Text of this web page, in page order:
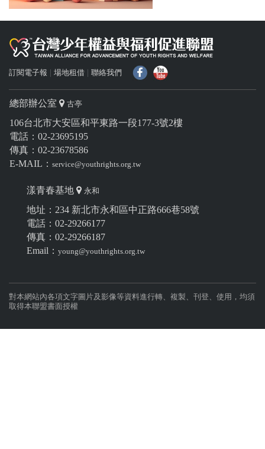
訂閱電子報 場地租借 聯絡我們
總部辦公室 古亭
106台北市大安區和平東路一段177-3號2樓
電話：02-23695195
傳真：02-23678586
E-MAIL： service@youthrights.org.tw
漾青春基地 永和
地址：234 新北市永和區中正路666巷58號
電話：02-29266177
傳真：02-29266187
Email： young@youthrights.org.tw
對本網站內各項文字圖片及影像等資料進行轉、複製、刊登、使用，均須
取得本聯盟書面授權